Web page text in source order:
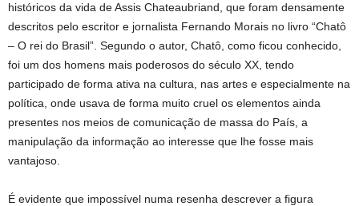
históricos da vida de Assis Chateaubriand, que foram densamente
descritos pelo escritor e jornalista Fernando Morais no livro “Chatô
– O rei do Brasil”. Segundo o autor, Chatô, como ficou conhecido,
foi um dos homens mais poderosos do século XX, tendo
participado de forma ativa na cultura, nas artes e especialmente na
política, onde usava de forma muito cruel os elementos ainda
presentes nos meios de comunicação de massa do País, a
manipulação da informação ao interesse que lhe fosse mais
vantajoso.
É evidente que impossível numa resenha descrever a figura